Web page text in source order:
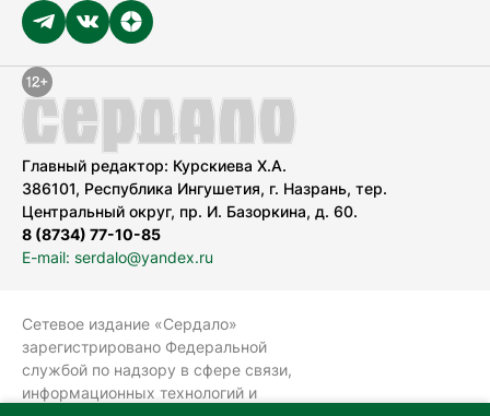
Главный редактор: Курскиева Х.А.
386101, Республика Ингушетия, г. Назрань, тер.
Центральный округ, пр. И. Базоркина, д. 60.
8 (8734) 77-10-85
E-mail: serdalo@yandex.ru
Сетевое издание «Сердало»
зарегистрировано Федеральной
службой по надзору в сфере связи,
информационных технологий и